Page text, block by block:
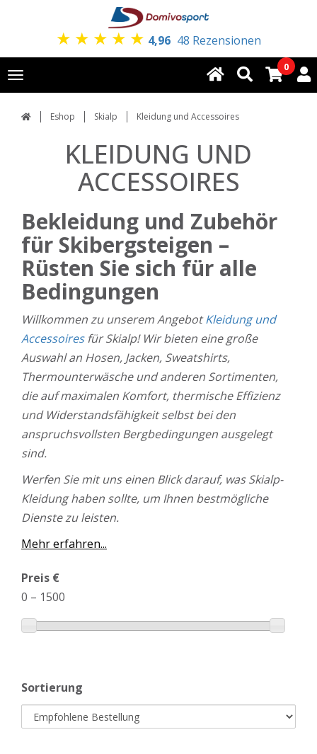
★ ★ ★ ★ ★ 4,96 48 Rezensionen
Toggle
navigation
0
Eshop Skialp Kleidung und Accessoires
KLEIDUNG UND
ACCESSOIRES
Bekleidung und Zubehör
für Skibergsteigen –
Rüsten Sie sich für alle
Bedingungen
Willkommen zu unserem AngebotKleidung und
Accessoiresfür Skialp! Wir bieten eine große
Auswahl an Hosen, Jacken, Sweatshirts,
Thermounterwäsche und anderen Sortimenten,
die auf maximalen Komfort, thermische Effizienz
und Widerstandsfähigkeit selbst bei den
anspruchsvollsten Bergbedingungen ausgelegt
sind.
Werfen Sie mit uns einen Blick darauf, was Skialp-
Kleidung haben sollte, um Ihnen bestmögliche
Dienste zu leisten.
Mehr erfahren...
Preis €
0 – 1500
Sortierung